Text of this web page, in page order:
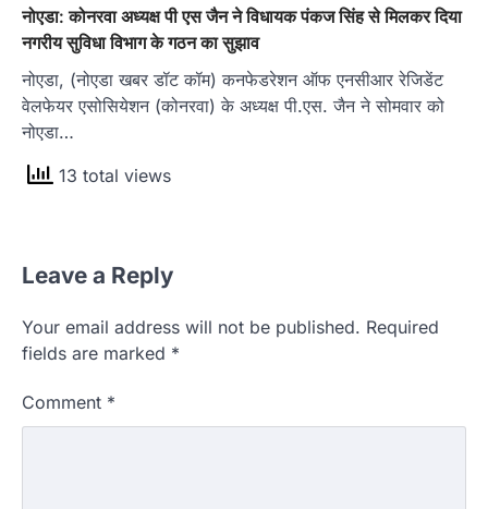
नोएडा: कोनरवा अध्यक्ष पी एस जैन ने विधायक पंकज सिंह से मिलकर दिया
नगरीय सुविधा विभाग के गठन का सुझाव
नोएडा, (नोएडा खबर डॉट कॉम) कनफेडरेशन ऑफ एनसीआर रेजिडेंट
वेलफेयर एसोसियेशन (कोनरवा) के अध्यक्ष पी.एस. जैन ने सोमवार को
नोएडा…
13 total views
Leave a Reply
Your email address will not be published. Required
fields are marked *
Comment *